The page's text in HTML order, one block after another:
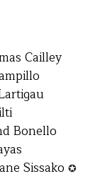
Cailley
Bonello
Sissako ✪